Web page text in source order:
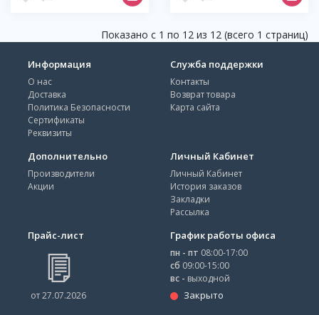
Показано с 1 по 12 из 12 (всего 1 страниц)
Информация
О нас
Доставка
Политика Безопасности
Сертификаты
Реквизиты
Служба поддержки
Контакты
Возврат товара
Карта сайта
Дополнительно
Производители
Акции
Личный Кабинет
Личный Кабинет
История заказов
Закладки
Рассылка
Прайс-лист
от 27.07.2026
График работы офиса
пн - пт 08:00-17:00
сб 09:00-15:00
вс - выходной
Закрыто